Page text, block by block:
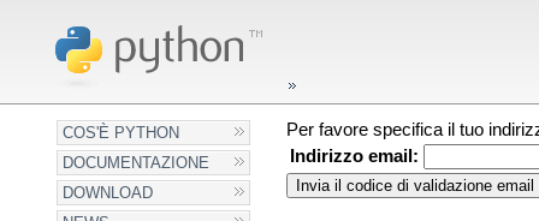
COS'È PYTHON
DOCUMENTAZIONE
DOWNLOAD
Per favore specifica il tuo
Indirizzo email: